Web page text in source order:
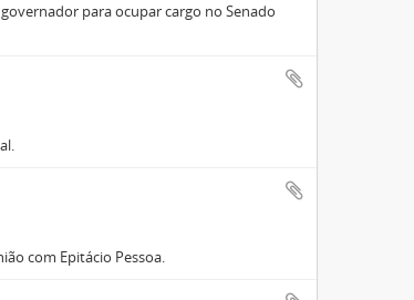
para ocupar cargo no Senado
com Epitácio Pessoa.